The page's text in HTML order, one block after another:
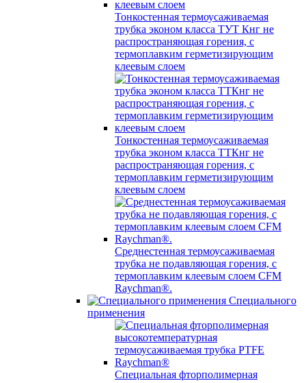
Тонкостенная термоусаживаемая
трубка эконом класса ТУТ Кнг не
распространяющая горения, с
термоплавким герметизирующим
клеевым слоем
Тонкостенная термоусаживаемая
трубка эконом класса ТТКнг не
распространяющая горения, с
термоплавким герметизирующим
клеевым слоем
Среднестенная термоусаживаемая
трубка не подавляющая горения, с
термоплавким клеевым слоем CFM
Raychman®.
Специального
применения
Специальная фторполимерная